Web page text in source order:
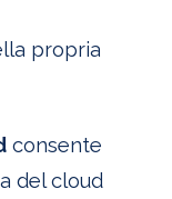
propria
consente
del cloud